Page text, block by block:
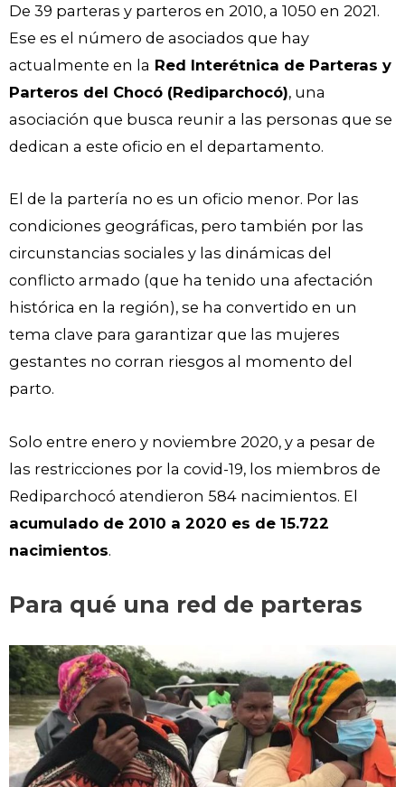
De 39 parteras y parteros en 2010, a 1050 en 2021.
Ese es el número de asociados que hay
actualmente en la Red Interétnica de Parteras y
Parteros del Chocó (Rediparchocó), una
asociación que busca reunir a las personas que se
dedican a este oficio en el departamento.
El de la partería no es un oficio menor. Por las
condiciones geográficas, pero también por las
circunstancias sociales y las dinámicas del
conflicto armado (que ha tenido una afectación
histórica en la región), se ha convertido en un
tema clave para garantizar que las mujeres
gestantes no corran riesgos al momento del
parto.
Solo entre enero y noviembre 2020, y a pesar de
las restricciones por la covid-19, los miembros de
Rediparchocó atendieron 584 nacimientos. El
acumulado de 2010 a 2020 es de 15.722
nacimientos.
Para qué una red de parteras